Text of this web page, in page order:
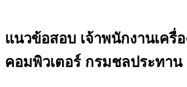
แนวข้อสอบ เจ้าพนักงานเครื่อ
คอมพิวเตอร์ กรมชลประทาน